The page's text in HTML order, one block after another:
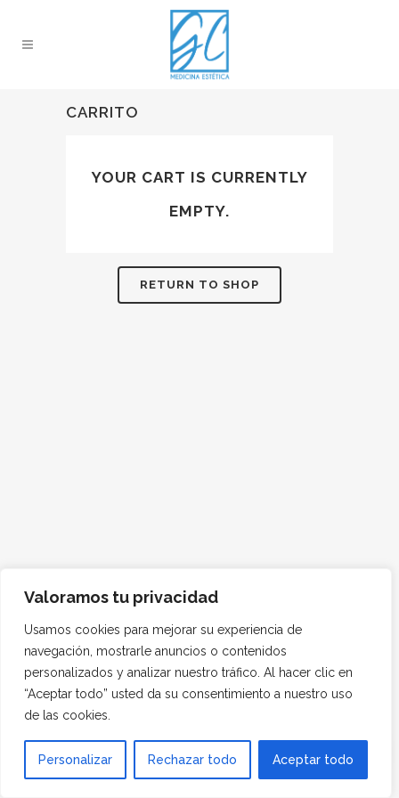
Valoramos tu privacidad
Usamos cookies para mejorar su experiencia de
navegación, mostrarle anuncios o contenidos
personalizados y analizar nuestro tráfico. Al hacer clic en
“Aceptar todo” usted da su consentimiento a nuestro uso
de las cookies.
Personalizar Rechazar todo Aceptar todo
CARRITO
YOUR CART IS CURRENTLY
EMPTY.
RETURN TO SHOP